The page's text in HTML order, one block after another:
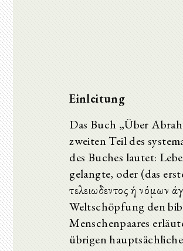
Einleitung
Das Buch „Über
zweiten Teil des
des Buches lautet:
gelangte, oder (das
τελειωδεντος ή
Weltschöpfung den
Menschenpaares
übrigen